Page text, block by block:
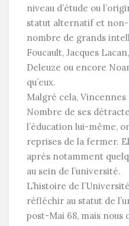
niveau d’étude ou
statut alternatif et
nombre de grands
Foucault, Jacques
Deleuze ou encore
qu’eux.
Malgré cela, Vincennes
Nombre de ses
l’éducation lui-même,
reprises de la fermer.
après notamment
au sein de l’université.
L’histoire de
réfléchir au statut de
post-Mai 68, mais